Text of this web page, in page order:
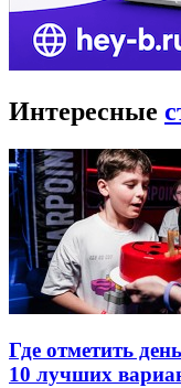
Интересные
Где отметить
10 лучших